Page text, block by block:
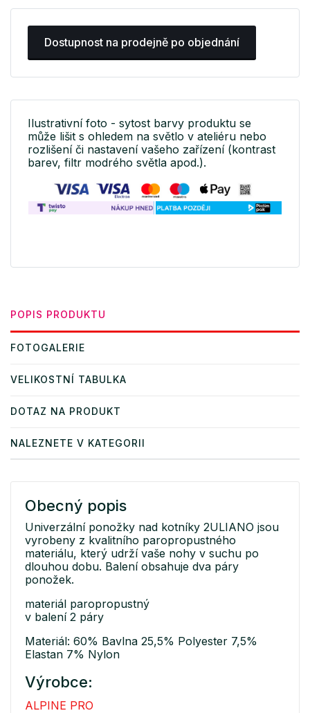
Dostupnost na prodejně po objednání
Ilustrativní foto - sytost barvy produktu se
může lišit s ohledem na světlo v ateliéru nebo
rozlišení či nastavení vašeho zařízení (kontrast
barev, filtr modrého světla apod.).
POPIS PRODUKTU
FOTOGALERIE
VELIKOSTNÍ TABULKA
DOTAZ NA PRODUKT
NALEZNETE V KATEGORII
Obecný popis
Univerzální ponožky nad kotníky 2ULIANO jsou
vyrobeny z kvalitního paropropustného
materiálu, který udrží vaše nohy v suchu po
dlouhou dobu. Balení obsahuje dva páry
ponožek.
materiál paropropustný
v balení 2 páry
Materiál: 60% Bavlna 25,5% Polyester 7,5%
Elastan 7% Nylon
Výrobce:
ALPINE PRO